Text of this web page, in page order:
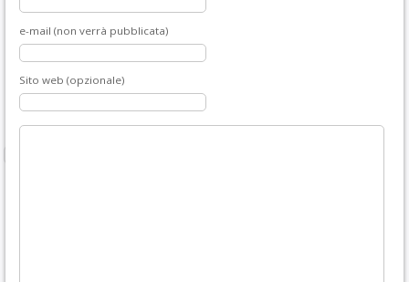
e-mail (non verrà pubblicata)
Sito web (opzionale)